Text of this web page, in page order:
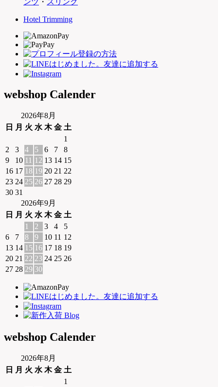
ンツ ・ スリング
Hotel Trimming
webshop Calender
2026年8月
日
月 火 水 木 金 土
1
2
3 4 5 6 7
8
9
10 11 12 13 14 15
16 17 18 19 20 21 22
23 24 25 26 27 28 29
30 31
2026年9月
日
月 火 水 木 金 土
1
2 3 4
5
6
7 8 9 10 11 12
13 14 15 16 17 18 19
20 21 22 23 24 25 26
27 28 29 30
webshop Calender
2026年8月
日
月 火 水 木 金 土
1